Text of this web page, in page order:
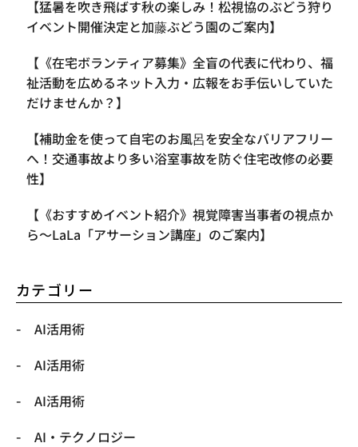
【​猛暑を吹き飛ばす秋の楽しみ！松視協のぶどう狩り
イベント開催決定と加藤ぶどう園のご案内】
【《在宅ボランティア募集》全盲の代表に代わり、福
祉活動を広めるネット入力・広報をお手伝いしていた
だけませんか？】
【補助金を使って自宅のお風呂を安全なバリアフリー
へ！交通事故より多い浴室事故を防ぐ住宅改修の必要
性】
【《おすすめイベント紹介》視覚障害当事者の視点か
ら〜LaLa「アサーション講座」のご案内】
カテゴリー
AI活用術
AI活用術
AI活用術
​AI・テクノロジー